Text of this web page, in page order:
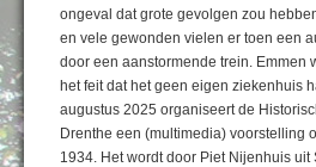
ongeval dat grote gevolgen zou
en vele gewonden vielen er toen een
door een aanstormende trein. Emmen
het feit dat het geen eigen ziekenhuis
augustus 2025 organiseert de
Drenthe een (multimedia) voorstelling
1934. Het wordt door Piet Nijenhuis uit